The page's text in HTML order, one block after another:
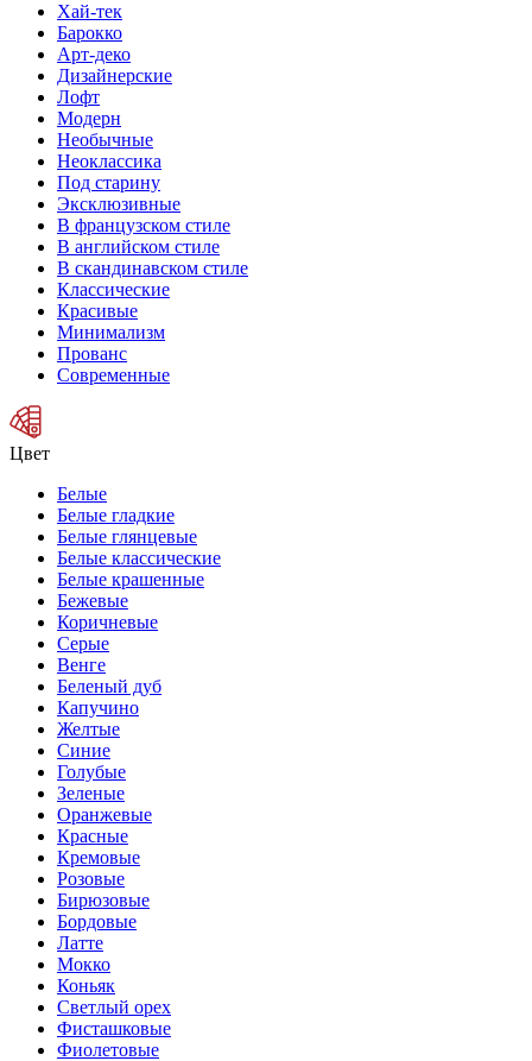
Хай-тек
Барокко
Арт-деко
Дизайнерские
Лофт
Модерн
Необычные
Неоклассика
Под старину
Эксклюзивные
В французском стиле
В английском стиле
В скандинавском стиле
Классические
Красивые
Минимализм
Прованс
Современные
Цвет
Белые
Белые гладкие
Белые глянцевые
Белые классические
Белые крашенные
Бежевые
Коричневые
Серые
Венге
Беленый дуб
Капучино
Желтые
Синие
Голубые
Зеленые
Оранжевые
Красные
Кремовые
Розовые
Бирюзовые
Бордовые
Латте
Мокко
Коньяк
Светлый орех
Фисташковые
Фиолетовые